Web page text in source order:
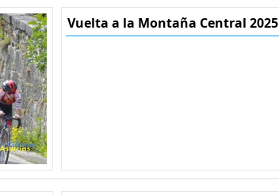
Vuelta a la Montaña Central 2025